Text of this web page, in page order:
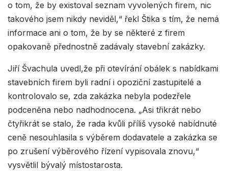
o tom, že by existoval seznam vyvolených firem, nic
takového jsem nikdy neviděl,“ řekl Štika s tím, že nemá
informace ani o tom, že by se některé z firem
opakovaně přednostně zadávaly stavební zakázky.
Jiří Švachula uvedl,že při otevírání obálek s nabídkami
stavebních firem byli radní i opoziční zastupitelé a
kontrolovalo se, zda zakázka nebyla podezřele
podceněna nebo nadhodnocena. „Asi třikrát nebo
čtyřikrát se stalo, že rada kvůli příliš vysoké nabídnuté
ceně nesouhlasila s výběrem dodavatele a zakázka se
po zrušení výběrového řízení vypisovala znovu,“
vysvětlil bývalý místostarosta.